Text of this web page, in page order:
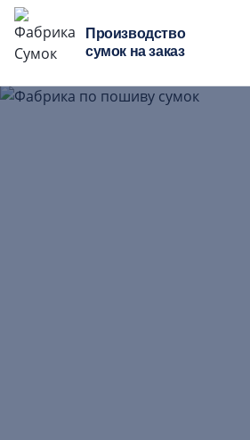
Производство
сумок на заказ